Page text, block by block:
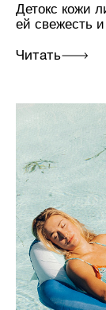
Детокс кожи
ей свежесть
Читать